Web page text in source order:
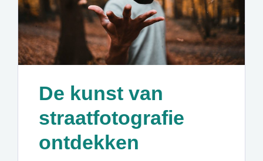
De kunst van
straatfotografie
ontdekken